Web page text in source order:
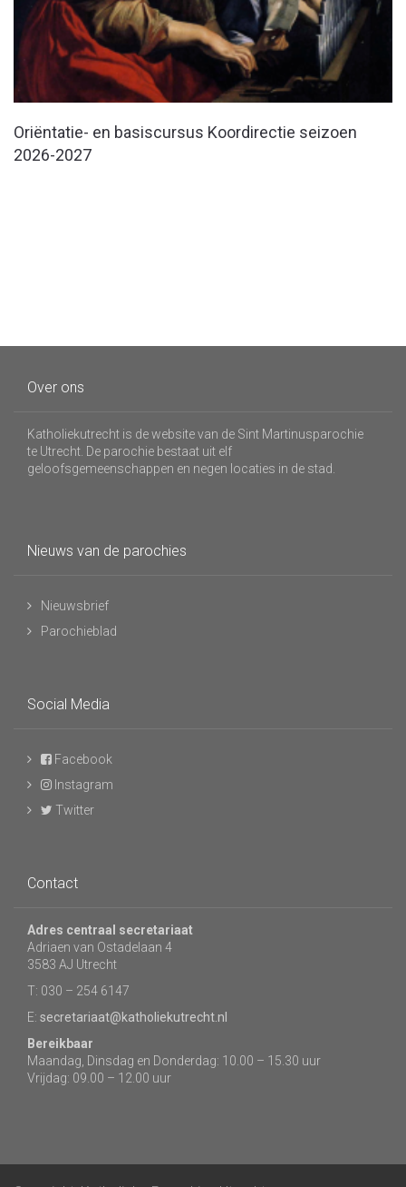
Oriëntatie- en basiscursus Koordirectie seizoen
2026-2027
Over ons
Katholiekutrecht is de website van de Sint Martinusparochie
te Utrecht. De parochie bestaat uit elf
geloofsgemeenschappen en negen locaties in de stad.
Nieuws van de parochies
Nieuwsbrief
Parochieblad
Social Media
Facebook
Instagram
Twitter
Contact
Adres centraal secretariaat
Adriaen van Ostadelaan 4
3583 AJ Utrecht
T: 030 – 254 6147
E: secretariaat@katholiekutrecht.nl
Bereikbaar
Maandag, Dinsdag en Donderdag: 10.00 – 15.30 uur
Vrijdag: 09.00 – 12.00 uur